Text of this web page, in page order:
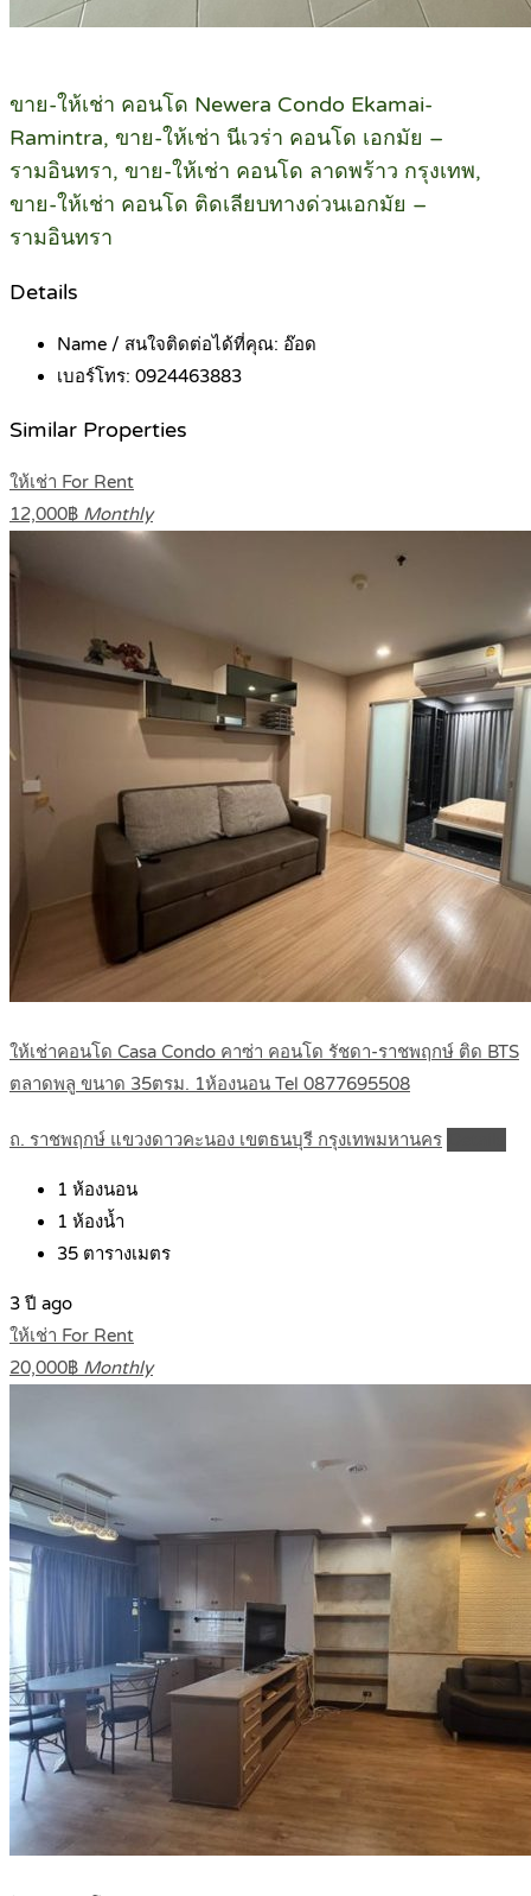
ขาย-ให้เช่า คอนโด Newera Condo Ekamai-
Ramintra, ขาย-ให้เช่า นีเวร่า คอนโด เอกมัย –
รามอินทรา, ขาย-ให้เช่า คอนโด ลาดพร้าว กรุงเทพ,
ขาย-ให้เช่า คอนโด ติดเลียบทางด่วนเอกมัย –
รามอินทรา
Details
Name / สนใจติดต่อได้ที่คุณ: อ๊อด
เบอร์โทร: 0924463883
Similar Properties
ให้เช่า For Rent
12,000฿ Monthly
ให้เช่าคอนโด Casa Condo คาซ่า คอนโด รัชดา-ราชพฤกษ์ ติด BTS
ตลาดพลู ขนาด 35ตรม. 1ห้องนอน Tel 0877695508
ถ. ราชพฤกษ์ แขวงดาวคะนอง เขตธนบุรี กรุงเทพมหานคร
1 ห้องนอน
1 ห้องน้ำ
35 ตารางเมตร
3 ปี ago
ให้เช่า For Rent
20,000฿ Monthly